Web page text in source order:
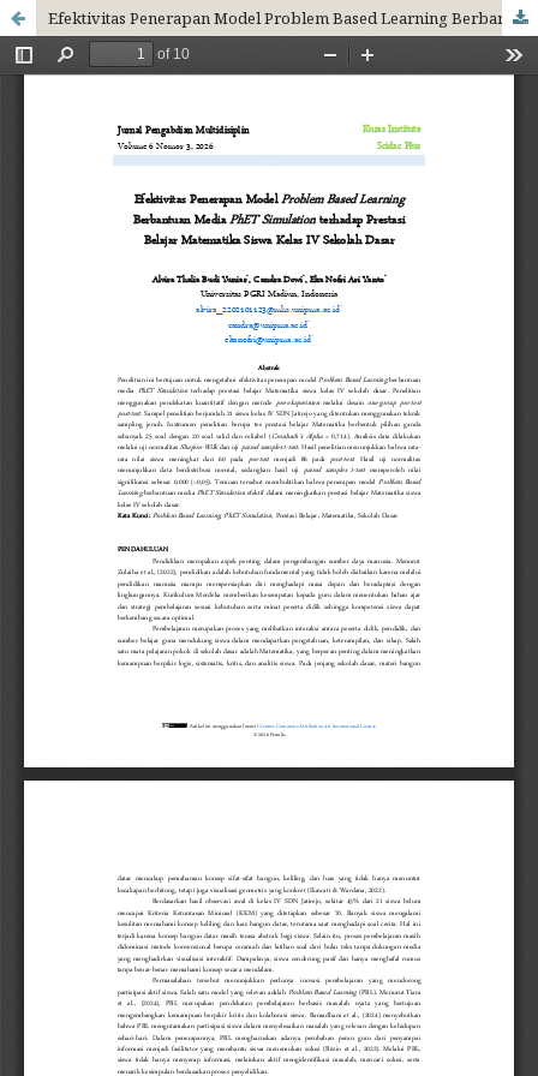
Efektivitas Penerapan Model Problem Based Learning Berbantuan Media PhET Simulation terhadap Prestasi Belajar Matematika Siswa Kelas IV Sekolah Dasar